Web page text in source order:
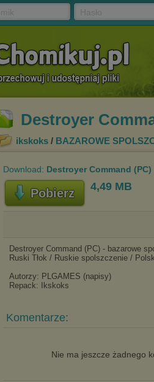
Destroyer
ikskoks / BAZAROWE
Download: Destroyer Command
Pobierz 4,49 MB
Destroyer Command (PC) - bazarowe
Ruski Tłok / Ruskie spolszczenie /
Autorzy: PLGAMES (napisy)
Repack: Ikskoks
Komentarze:
Nie ma jeszcze żadnego